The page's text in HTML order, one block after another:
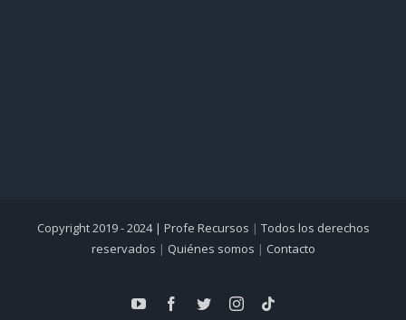
Copyright 2019 - 2024 | Profe Recursos | Todos los derechos
reservados | Quiénes somos | Contacto
YouTubeFacebook
TwitterInstagram
Tiktok